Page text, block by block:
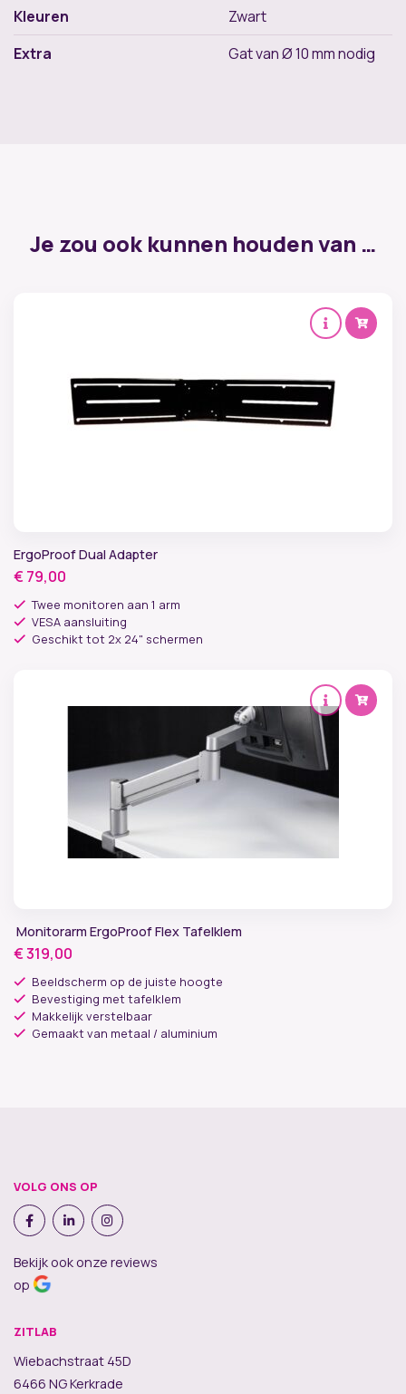
Kleuren
Zwart
Extra
Gat van Ø 10 mm nodig
Je zou ook kunnen houden van …
ErgoProof Dual Adapter
€ 79,00
Twee monitoren aan 1 arm
VESA aansluiting
Geschikt tot 2x 24" schermen
Monitorarm ErgoProof Flex Tafelklem
€319,00
Beeldscherm op de juiste hoogte
Bevestiging met tafelklem
Makkelijk verstelbaar
Gemaakt van metaal / aluminium
VOLG ONS OP
Bekijk ook onze reviews
op
ZITLAB
Wiebachstraat 45D
6466 NG Kerkrade